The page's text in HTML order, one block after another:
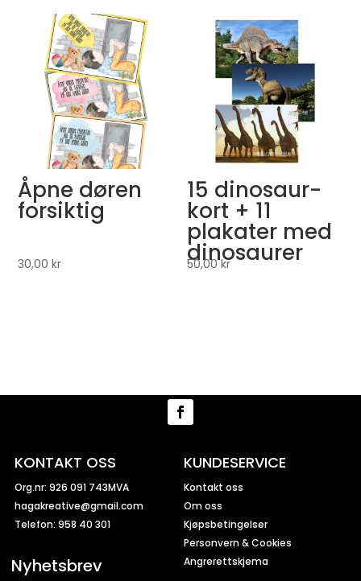
Åpne døren
forsiktig
30,00kr
15 dinosaur-
kort + 11
plakater med
dinosaurer
50,00kr
KONTAKT OSS
Org.nr: 926 091 743MVA
hagakreative@gmail.com
Telefon: 958 40 301
Nyhetsbrev
KUNDESERVICE
Kontakt oss
Om oss
Kjøpsbetingelser
Personvern & Cookies
Angrerettskjema